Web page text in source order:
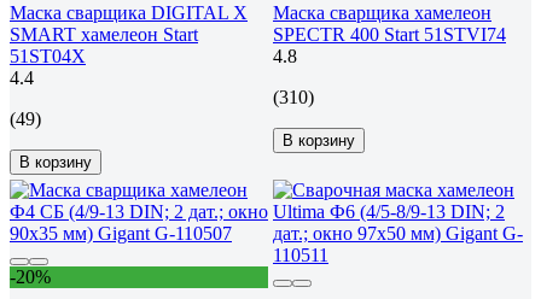
Маска сварщика DIGITAL X
SMART хамелеон Start
51ST04X
4.4
(49)
В корзину
Маска сварщика хамелеон
SPECTR 400 Start 51STVI74
4.8
(310)
В корзину
-20%